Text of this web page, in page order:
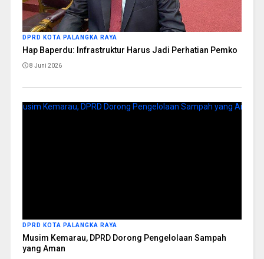
DPRD KOTA PALANGKA RAYA
Hap Baperdu: Infrastruktur Harus Jadi Perhatian Pemko
8 Juni 2026
DPRD KOTA PALANGKA RAYA
Musim Kemarau, DPRD Dorong Pengelolaan Sampah
yang Aman